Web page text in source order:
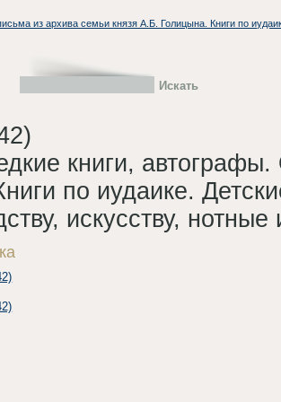
из архива семьи князя А.Б. Голицына. Книги по
книги,
по иудаике.
искусству, нотные